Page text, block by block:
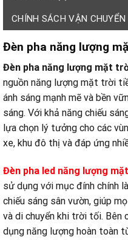
CHÍNH SÁCH VẬN CHUYỂN
Đèn pha năng lượng
Đèn pha năng lượng mặt
nguồn năng lượng mặt trời
ánh sáng mạnh mẽ và bền
sáng. Với khả năng chiếu
lựa chọn lý tưởng cho các
xe, khu đô thị và đáp ứng
Đèn pha led năng lượng
sử dụng với mục đính chính
chiếu sáng sân vườn, giúp
và di chuyển khi trời tối. Bên
dụng năng lượng hoàn toàn